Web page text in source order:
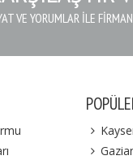
VE YORUMLAR İLE